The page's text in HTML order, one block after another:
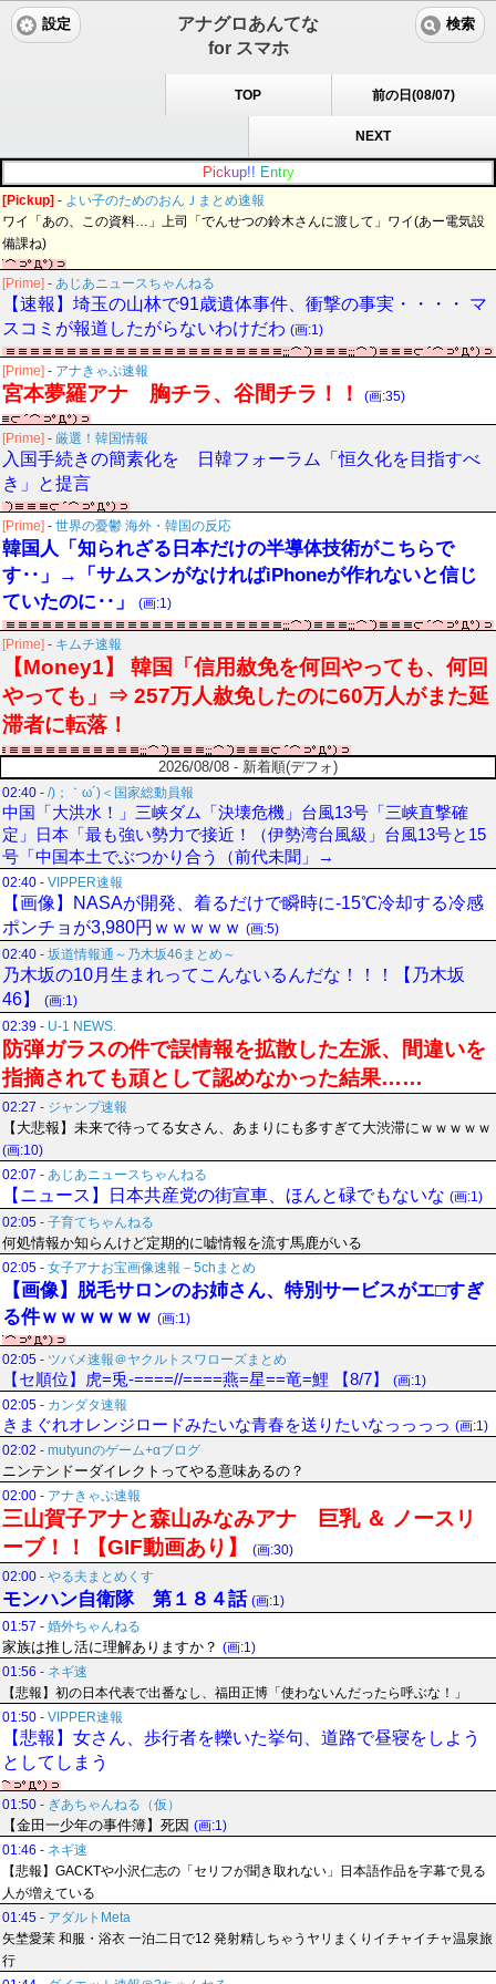
アナグロあんてな
for スマホ
設定 検索
TOP 前の日(08/07)
NEXT
Pic kup!! Entry
[Pickup] - よい子のためのおんＪまとめ速報
ワイ「あの、この資料…」上司「でんせつの鈴木さんに渡して」ワイ(あー電気設
備課ね)
[Prime] - あじあニュースちゃんねる
【速報】埼玉の山林で91歳遺体事件、衝撃の事実・・・・ マ
スコミが報道したがらないわけだわ (画:1)
[Prime] - アナきゃぷ速報
宮本夢羅アナ 胸チラ、谷間チラ！！ (画:35)
[Prime] - 厳選！韓国情報
入国手続きの簡素化を 日韓フォーラム「恒久化を目指すべ
き」と提言
[Prime] - 世界の憂鬱 海外・韓国の反応
韓国人「知られざる日本だけの半導体技術がこちらで
す‥」→「サムスンがなければiPhoneが作れないと信じ
ていたのに‥」
(画:1)
[Prime] - キムチ速報
【Money1】 韓国「信用赦免を何回やっても、何回
やっても」⇒ 257万人赦免したのに60万人がまた延
滞者に転落！
2026/08/08 - 新着順(デフォ)
02:40 - /)；｀ω´)＜国家総動員報
中国「大洪水！」三峡ダム「決壊危機」台風13号「三峡直撃確
定」日本「最も強い勢力で接近！（伊勢湾台風級」台風13号と15
号「中国本土でぶつかり合う（前代未聞」→
02:40 - VIPPER速報
【画像】NASAが開発、着るだけで瞬時に-15℃冷却する冷感
ポンチョが3,980円ｗｗｗｗｗ (画:5)
02:40 - 坂道情報通～乃木坂46まとめ～
乃木坂の10月生まれってこんないるんだな！！！【乃木坂
46】
(画:1)
02:39 - U-1 NEWS.
防弾ガラスの件で誤情報を拡散した左派、間違いを
指摘されても頑として認めなかった結果……
02:27 - ジャンプ速報
【大悲報】未来で待ってる女さん、あまりにも多すぎて大渋滞にｗｗｗｗｗ
(画:10)
02:07 - あじあニュースちゃんねる
【ニュース】日本共産党の街宣車、ほんと碌でもないな (画:1)
02:05 - 子育てちゃんねる
何処情報か知らんけど定期的に嘘情報を流す馬鹿がいる
02:05 - 女子アナお宝画像速報－5chまとめ
【画像】脱毛サロンのお姉さん、特別サービスがエ□すぎ
る件ｗｗｗｗｗｗ (画:1)
02:05 - ツバメ速報＠ヤクルトスワローズまとめ
【セ順位】虎=兎-====//====燕=星==竜=鯉 【8/7】
(画:1)
02:05 - カンダタ速報
きまぐれオレンジロードみたいな青春を送りたいなっっっっ (画:1)
02:02 - mutyunのゲーム+αブログ
ニンテンドーダイレクトってやる意味あるの？
02:00 - アナきゃぷ速報
三山賀子アナと森山みなみアナ 巨乳 ＆ ノースリ
ーブ！！【GIF動画あり】
(画:30)
02:00 - やる夫まとめくす
モンハン自衛隊 第１８４話 (画:1)
01:57 - 婚外ちゃんねる
家族は推し活に理解ありますか？ (画:1)
01:56 - ネギ速
【悲報】初の日本代表で出番なし、福田正博「使わないんだったら呼ぶな！」
01:50 - VIPPER速報
【悲報】女さん、歩行者を轢いた挙句、道路で昼寝をしよう
としてしまう
01:50 - ぎあちゃんねる（仮）
【金田一少年の事件簿】死因 (画:1)
01:46 - ネギ速
【悲報】GACKTや小沢仁志の「セリフが聞き取れない」日本語作品を字幕で見る
人が増えている
01:45 - アダルトMeta
矢埜愛茉 和服・浴衣 一泊二日で12 発射精しちゃうヤリまくりイチャイチャ温泉旅
行